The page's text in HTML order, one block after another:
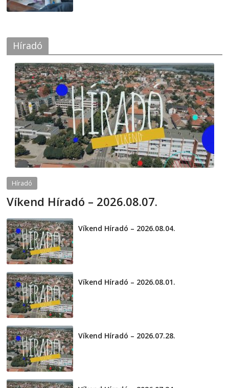
Híradó
Híradó
Víkend Híradó – 2026.08.07.
Víkend Híradó – 2026.08.04.
Víkend Híradó – 2026.08.01.
Víkend Híradó – 2026.07.28.